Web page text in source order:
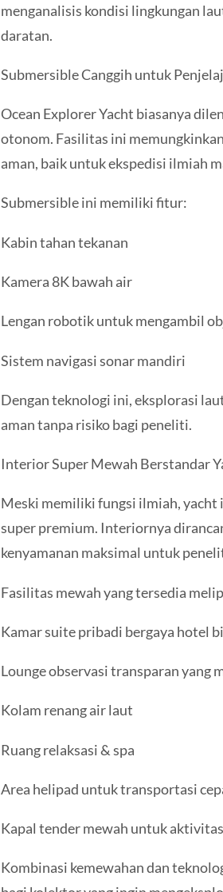
menganalisis kondisi lingkungan
daratan.
Submersible Canggih untuk
Ocean Explorer Yacht biasanya
otonom. Fasilitas ini
aman, baik untuk ekspedisi ilmiah
Submersible ini memiliki fitur:
Kabin tahan tekanan
Kamera 8K bawah air
Lengan robotik untuk mengambil
Sistem navigasi sonar mandiri
Dengan teknologi ini, eksplorasi
aman tanpa risiko bagi peneliti.
Interior Super Mewah Berstandar
Meski memiliki fungsi ilmiah, yacht
super premium. Interiornya
kenyamanan maksimal untuk
Fasilitas mewah yang tersedia
Kamar suite pribadi bergaya hotel
Lounge observasi transparan yang
Kolam renang air laut
Ruang relaksasi & spa
Area helipad untuk transportasi
Kapal tender mewah untuk
Kombinasi kemewahan dan